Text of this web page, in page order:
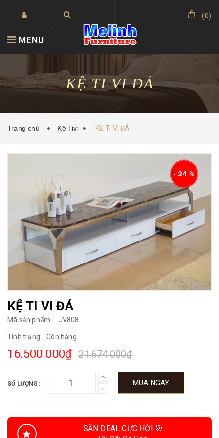
(0)
MENU
KỆ TI VI ĐÁ
Trang chủ Kệ Tivi KỆ TI VI ĐÁ
- 24 %
KỆ TI VI ĐÁ
Mã sản phẩm: JV808
Tình trạng: Còn hàng
16.500.000₫ 21.674.000₫
SỐ LƯỢNG: MUA NGAY
SĂN DEAL CỰC HỜI 🎯